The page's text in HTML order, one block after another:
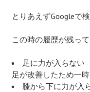
とりあえずGoogleで
この時の履歴が残っ
足に力が入らな
足が改善したため一
膝から下に力が入